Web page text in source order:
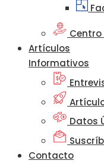
Artículos
Informativos
Datos
Contacto